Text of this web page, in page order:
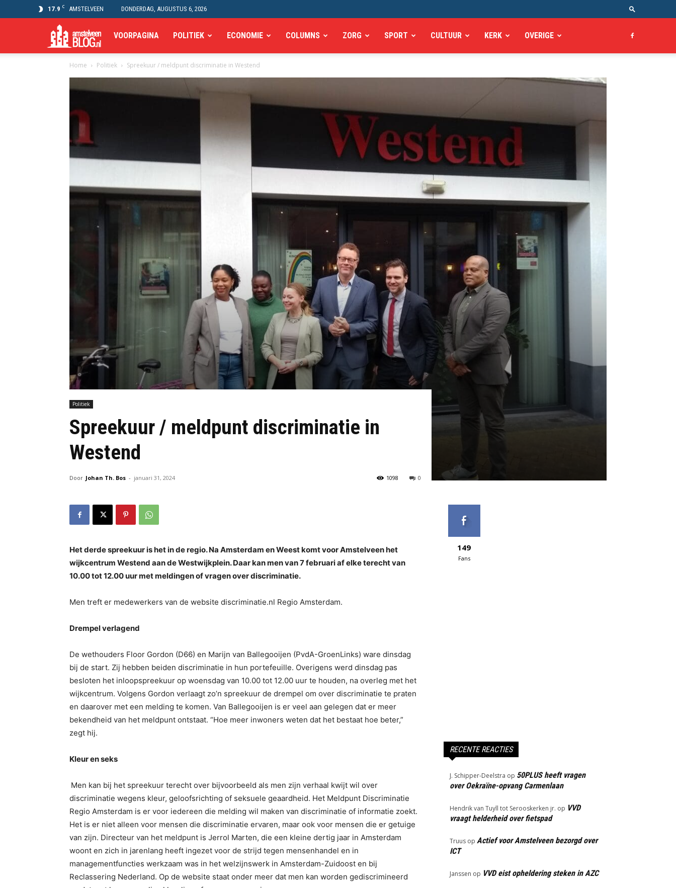
17.9 C AMSTELVEEN DONDERDAG, AUGUSTUS 6, 2026
Amstelveen
Blog
VOORPAGINA POLITIEK ECONOMIE COLUMNS ZORG SPORT CULTUUR KERK OVERIGE
Home Politiek Spreekuur / meldpunt discriminatie in Westend
Politiek
Spreekuur / meldpunt discriminatie in
Westend
Door Johan Th. Bos - januari 31, 2024 0
1098
Het derde spreekuur is het in de regio. Na Amsterdam en Weest komt voor Amstelveen het
wijkcentrum Westend aan de Westwijkplein. Daar kan men van 7 februari af elke terecht van
10.00 tot 12.00 uur met meldingen of vragen over discriminatie.
Men treft er medewerkers van de website discriminatie.nl Regio Amsterdam.
Drempel verlagend
De wethouders Floor Gordon (D66) en Marijn van Ballegooijen (PvdA-GroenLinks) ware dinsdag
bij de start. Zij hebben beiden discriminatie in hun portefeuille. Overigens werd dinsdag pas
besloten het inloopspreekuur op woensdag van 10.00 tot 12.00 uur te houden, na overleg met het
wijkcentrum. Volgens Gordon verlaagt zo’n spreekuur de drempel om over discriminatie te praten
en daarover met een melding te komen. Van Ballegooijen is er veel aan gelegen dat er meer
bekendheid van het meldpunt ontstaat. “Hoe meer inwoners weten dat het bestaat hoe beter,”
zegt hij.
Kleur en seks
Men kan bij het spreekuur terecht over bijvoorbeeld als men zijn verhaal kwijt wil over
discriminatie wegens kleur, geloofsrichting of seksuele geaardheid. Het Meldpunt Discriminatie
Regio Amsterdam is er voor iedereen die melding wil maken van discriminatie of informatie zoekt.
Het is er niet alleen voor mensen die discriminatie ervaren, maar ook voor mensen die er getuige
van zijn. Directeur van het meldpunt is Jerrol Marten, die een kleine dertig jaar in Amsterdam
woont en zich in jarenlang heeft ingezet voor de strijd tegen mensenhandel en in
managementfuncties werkzaam was in het welzijnswerk in Amsterdam-Zuidoost en bij
Reclassering Nederland. Op de website staat onder meer dat men kan worden gediscrimineerd
149
Fans
RECENTE REACTIES
J. Schipper-Deelstra op 50PLUS heeft vragen
over Oekraïne-opvang Carmenlaan
Hendrik van Tuyll tot Serooskerken jr. op VVD
vraagt helderheid over fietspad
Truus op Actief voor Amstelveen bezorgd over
ICT
Janssen op VVD eist opheldering steken in AZC